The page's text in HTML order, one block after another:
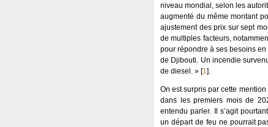
niveau mondial, selon les
augmenté du même montant
ajustement des prix sur sept
de multiples facteurs,
pour répondre à ses besoins
de Djibouti. Un incendie
de diesel. » [1].
On est surpris par cette
dans les premiers mois de
entendu parler. Il s’agit
un départ de feu ne pourrait